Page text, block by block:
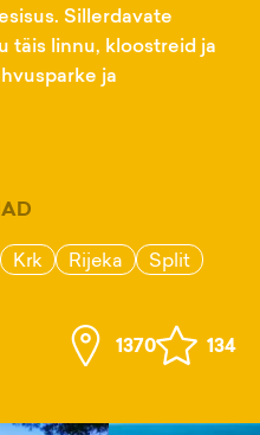
Sillerdavate
täis linnu, kloostreid ja
ja
Krk Rijeka
Split
1370 134